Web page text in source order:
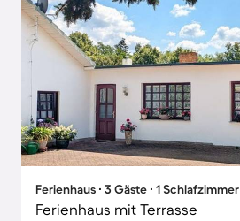
Ferienhaus ∙ 3 Gäste ∙ 1 Schlafzimmer
Ferienhaus mit Terrasse